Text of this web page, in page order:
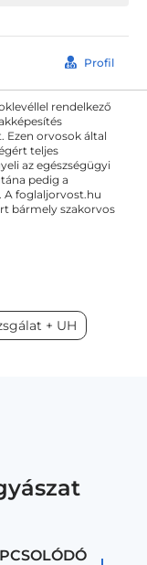
Profil
rendelkező
Ezen orvosok által
teljes
az egészségügyi
pedig a
A foglaljorvost.hu
bármely szakorvos
+ UH